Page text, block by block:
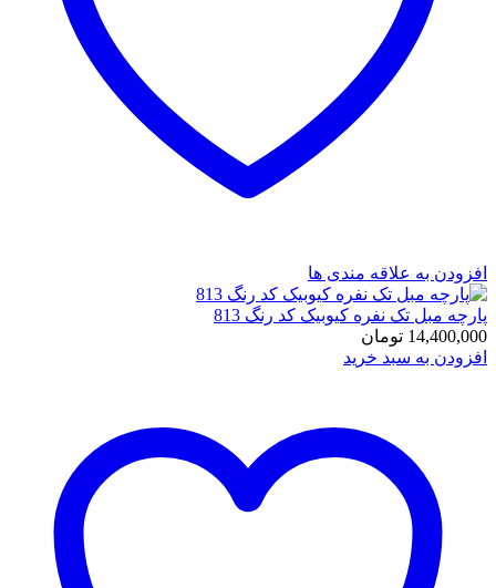
افزودن به علاقه مندی ها
پارچه مبل تک نفره کیوبیک کد رنگ 813
14,400,000 تومان
افزودن به سبد خرید